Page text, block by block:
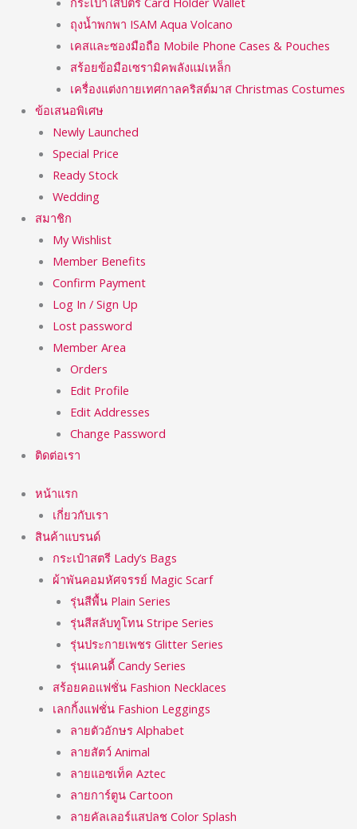
ถุงน้ำพกพา ISAM Aqua Volcano
เคสและซองมือถือ Mobile Phone Cases & Pouches
สร้อยข้อมือเซรามิคพลังแม่เหล็ก
เครื่องแต่งกายเทศกาลคริสต์มาส Christmas Costumes
ข้อเสนอพิเศษ
Newly Launched
Special Price
Ready Stock
Wedding
สมาชิก
My Wishlist
Member Benefits
Confirm Payment
Log In / Sign Up
Lost password
Member Area
Orders
Edit Profile
Edit Addresses
Change Password
ติดต่อเรา
หน้าแรก
เกี่ยวกับเรา
สินค้าแบรนด์
กระเป๋าสตรี Lady’s Bags
ผ้าพันคอมหัศจรรย์ Magic Scarf
รุ่นสีพื้น Plain Series
รุ่นสีสลับทูโทน Stripe Series
รุ่นประกายเพชร Glitter Series
รุ่นแคนดี้ Candy Series
สร้อยคอแฟชั่น Fashion Necklaces
เลกกิ้งแฟชั่น Fashion Leggings
ลายตัวอักษร Alphabet
ลายสัตว์ Animal
ลายแอซเท็ค Aztec
ลายการ์ตูน Cartoon
ลายคัลเลอร์แสปลช Color Splash